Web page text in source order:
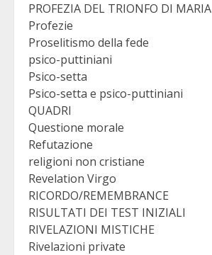
PROFEZIA DEL TRIONFO DI MARIA
Profezie
Proselitismo della fede
psico-puttiniani
Psico-setta
Psico-setta e psico-puttiniani
QUADRI
Questione morale
Refutazione
religioni non cristiane
Revelation Virgo
RICORDO/REMEMBRANCE
RISULTATI DEI TEST INIZIALI
RIVELAZIONI MISTICHE
Rivelazioni private